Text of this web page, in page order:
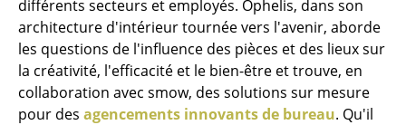
Tables
Tables de repas
Tables d’appoint
différents secteurs et employés. Ophelis, dans son
architecture d'intérieur tournée vers l'avenir, aborde
les questions de l'influence des pièces et des lieux sur
la créativité, l'efficacité et le bien-être et trouve, en
collaboration avec smow, des solutions sur mesure
pour des agencements innovants de bureau. Qu'il